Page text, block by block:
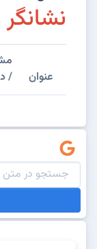
عنوان
/